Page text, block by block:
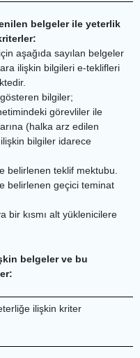
belgeler ile yeterlik
aşağıda sayılan belgeler
ilişkin bilgileri e-teklifleri
bilgiler;
görevliler ile
(halka arz edilen
bilgiler idarece
belirlenen teklif mektubu.
belirlenen geçici teminat
bir kısmı alt yüklenicilere
belgeler ve bu
ilişkin kriter